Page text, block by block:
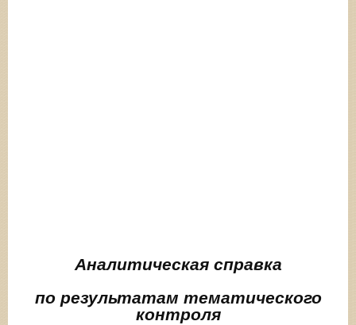
Аналитическая справка
по результатам тематического
контроля